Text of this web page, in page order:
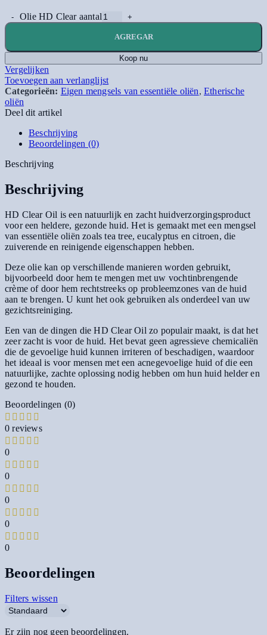
Olie HD Clear aantal
AGREGAR
Koop nu
Vergelijken
Toevoegen aan verlanglijst
Categorieën: Eigen mengsels van essentiële oliën, Etherische
oliën
Deel dit artikel
Beschrijving
Beoordelingen (0)
Beschrijving
Beschrijving
HD Clear Oil is een natuurlijk en zacht huidverzorgingsproduct
voor een heldere, gezonde huid. Het is gemaakt met een mengsel
van essentiële oliën zoals tea tree, eucalyptus en citroen, die
zuiverende en reinigende eigenschappen hebben.
Deze olie kan op verschillende manieren worden gebruikt,
bijvoorbeeld door hem te mengen met uw vochtinbrengende
crème of door hem rechtstreeks op probleemzones van de huid
aan te brengen. U kunt het ook gebruiken als onderdeel van uw
gezichtsreiniging.
Een van de dingen die HD Clear Oil zo populair maakt, is dat het
zeer zacht is voor de huid. Het bevat geen agressieve chemicaliën
die de gevoelige huid kunnen irriteren of beschadigen, waardoor
het ideaal is voor mensen met een acnegevoelige huid of die een
natuurlijke, zachte oplossing nodig hebben om hun huid helder en
gezond te houden.
Beoordelingen (0)
0 reviews
0
0
0
0
0
Beoordelingen
Filters wissen
Er zijn nog geen beoordelingen.